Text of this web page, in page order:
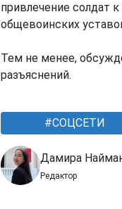
привлечение солдат
общевоинских
Тем не менее,
разъяснений.
СОЦСЕТИ
Дамира
Редактор